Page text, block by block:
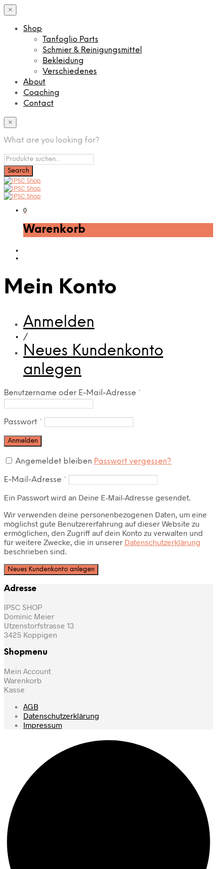
×
Shop
Tanfoglio Parts
Schmier & Reinigungsmittel
Bekleidung
Verschiedenes
About
Coaching
Contact
×
What are you looking for?
0
Warenkorb
Mein Konto
Anmelden
/
Neues Kundenkonto
anlegen
Benutzername oder E-Mail-Adresse *
Passwort *
Anmelden
Angemeldet bleiben Passwort vergessen?
E-Mail-Adresse *
Ein Passwort wird an Deine E-Mail-Adresse gesendet.
Wir verwenden deine personenbezogenen Daten, um eine
möglichst gute Benutzererfahrung auf dieser Website zu
ermöglichen, den Zugriff auf dein Konto zu verwalten und
für weitere Zwecke, die in unserer Datenschutzerklärung
beschrieben sind.
Neues Kundenkonto anlegen
Adresse
IPSC SHOP
Dominic Meier
Utzenstorfstrasse 13
3425 Koppigen
Shopmenu
Mein Account
Warenkorb
Kasse
AGB
Datenschutzerklärung
Impressum